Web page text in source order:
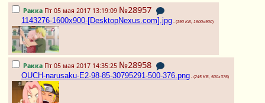
Ракка Пт 05 мая 2017 13:19:09 №28957
1143276-1600x900-[DesktopNexus.com].jpg - (190 KB, 1600x900)
Ракка Пт 05 мая 2017 14:35:25 №28958
OUCH-narusaku-E2-98-85-30795291-500-376.png - (245 KB, 500x376)